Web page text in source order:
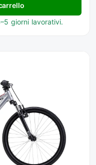
giorni lavorativi.